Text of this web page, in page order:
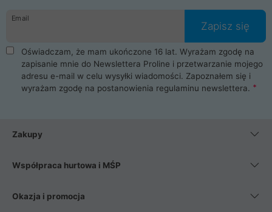
Email
Zapisz się
Oświadczam, że mam ukończone 16 lat. Wyrażam zgodę na
zapisanie mnie do Newslettera Proline i przetwarzanie mojego
adresu e-mail w celu wysyłki wiadomości. Zapoznałem się i
wyrażam zgodę na postanowienia regulaminu newslettera.
Zakupy
Współpraca hurtowa i MŚP
Okazja i promocja